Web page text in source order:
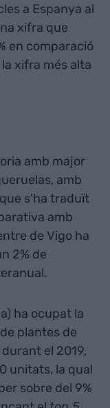
a Espanya al
xifra que
en comparació
xifra més alta
amb major
amb
s'ha traduït
amb
de Vigo ha
2% de
ha ocupat la
plantes de
el 2019,
unitats, la qual
sobre del 9%